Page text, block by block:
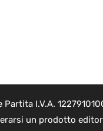
Partita I.V.A.
un prodotto